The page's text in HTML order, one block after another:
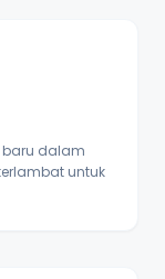
baru dalam
untuk